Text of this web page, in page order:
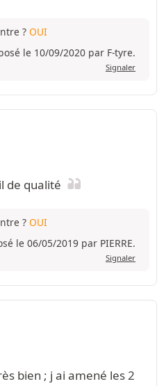
? OUI
le 10/09/2020 par F-tyre.
Signaler
de qualité
? OUI
le 06/05/2019 par PIERRE.
Signaler
bien ; j ai amené les 2